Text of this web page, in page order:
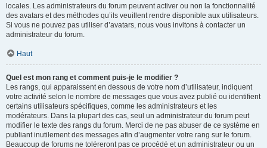
locales. Les administrateurs du forum peuvent activer ou non la fonctionnalité
des avatars et des méthodes qu’ils veuillent rendre disponible aux utilisateurs.
Si vous ne pouvez pas utiliser d’avatars, nous vous invitons à contacter un
administrateur du forum.
Haut
Quel est mon rang et comment puis-je le modifier ?
Les rangs, qui apparaissent en dessous de votre nom d’utilisateur, indiquent
votre activité selon le nombre de messages que vous avez publié ou identifient
certains utilisateurs spécifiques, comme les administrateurs et les
modérateurs. Dans la plupart des cas, seul un administrateur du forum peut
modifier le texte des rangs du forum. Merci de ne pas abuser de ce système en
publiant inutilement des messages afin d’augmenter votre rang sur le forum.
Beaucoup de forums ne toléreront pas ce procédé et un administrateur ou un